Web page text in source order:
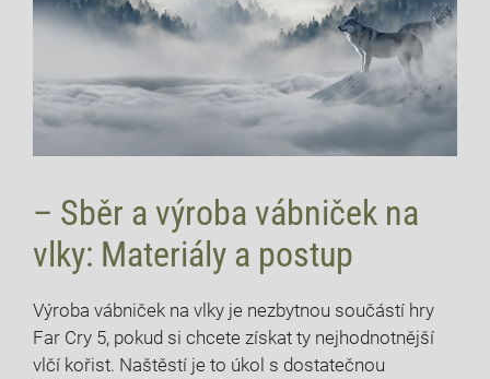
– Sběr a výroba vábniček na
vlky: Materiály a postup
Výroba vábniček na vlky je nezbytnou součástí hry
Far Cry 5, pokud si chcete získat ty nejhodnotnější
vlčí kořist. Naštěstí je to úkol s dostatečnou